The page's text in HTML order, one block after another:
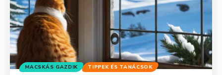
MACSKÁS GAZDIK TIPPEK ÉS TANÁCSOK